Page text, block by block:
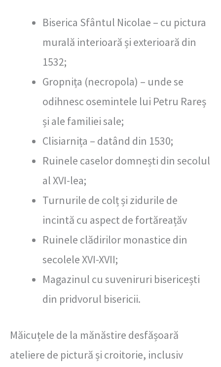
Biserica Sfântul Nicolae – cu pictura
murală interioară și exterioară din
1532;
Gropnița (necropola) – unde se
odihnesc osemintele lui Petru Rareș
și ale familiei sale;
Clisiarnița – datând din 1530;
Ruinele caselor domnești din secolul
al XVI-lea;
Turnurile de colț și zidurile de
incintă cu aspect de fortăreațăv
Ruinele clădirilor monastice din
secolele XVI-XVII;
Magazinul cu suveniruri bisericești
din pridvorul bisericii.
Măicuțele de la mănăstire desfășoară
ateliere de pictură și croitorie, inclusiv